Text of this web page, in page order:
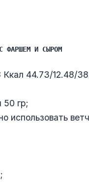
ФАРШЕМ И СЫРОМ
Ккал 44.73/12.48/
50 гр;
использовать